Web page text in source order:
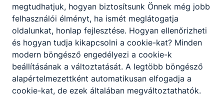
KKK PTT
Szoftverfejlesztő és -tesztelő
KKK PTT
Közlekedés és szállítmányozás
megtudhatjuk, hogyan biztosítsunk Önnek még jobb
felhasználói élményt, ha ismét meglátogatja
oldalunkat, honlap fejlesztése. Hogyan ellenőrizheti
és hogyan tudja kikapcsolni a cookie-kat? Minden
modern böngésző engedélyezi a cookie-k
beállításának a változtatását. A legtöbb böngésző
alapértelmezettként automatikusan elfogadja a
cookie-kat, de ezek általában megváltoztathatók.